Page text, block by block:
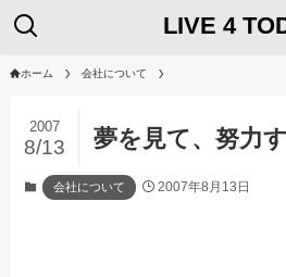
LIVE 4
ホーム 会社について
夢を見て、努力
2007
8/13
会社について 2007年8月13日